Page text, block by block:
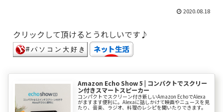
2020.08.18
クリックして頂けるとうれしいです♪
Amazon Echo Show 5 | コンパクトでスクリー
ン付きスマートスピーカー
コンパクトでスクリーン付き新しいAmazon EchoでAlexa
がますます便利に。Alexaに話しかけて映画やニュースを見
たり、音楽、ラジオ、料理のレシピを聞いたりできます。